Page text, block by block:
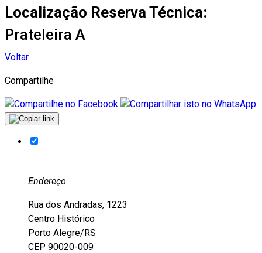
Localização Reserva Técnica:
Prateleira A
Voltar
Compartilhe
Endereço
Rua dos Andradas, 1223
Centro Histórico
Porto Alegre/RS
CEP 90020-009